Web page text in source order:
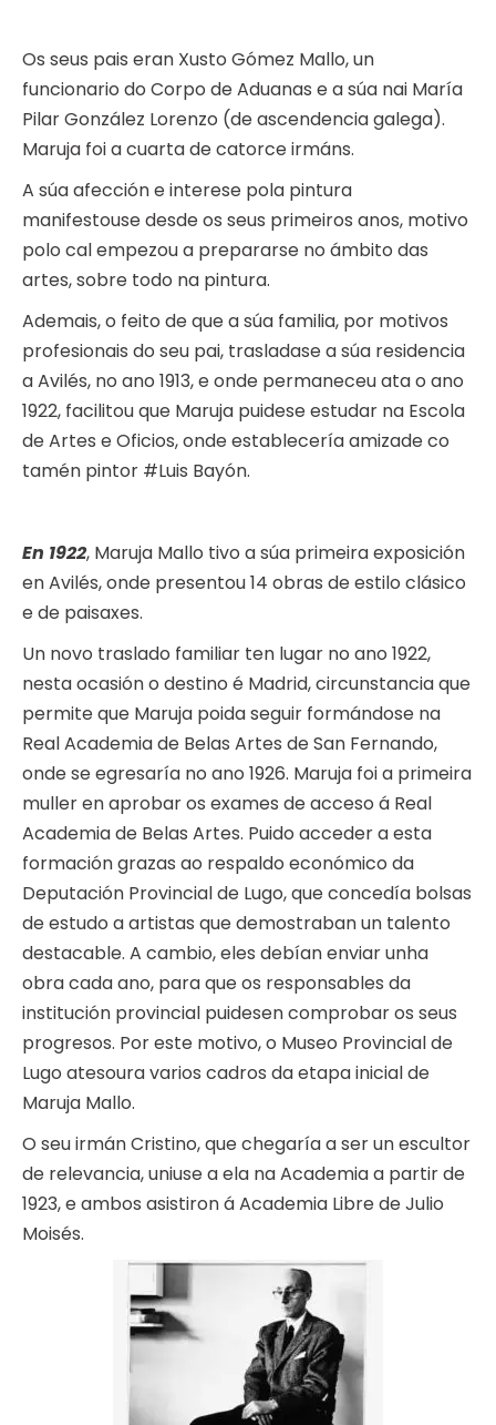
Os seus pais eran Xusto Gómez Mallo, un
funcionario do Corpo de Aduanas e a súa nai María
Pilar González Lorenzo (de ascendencia galega).
Maruja foi a cuarta de catorce irmáns.
A súa afección e interese pola pintura
manifestouse desde os seus primeiros anos, motivo
polo cal empezou a prepararse no ámbito das
artes, sobre todo na pintura.
Ademais, o feito de que a súa familia, por motivos
profesionais do seu pai, trasladase a súa residencia
a Avilés, no ano 1913, e onde permaneceu ata o ano
1922, facilitou que Maruja puidese estudar na Escola
de Artes e Oficios, onde establecería amizade co
tamén pintor #Luis Bayón.
En 1922, Maruja Mallo tivo a súa primeira exposición
en Avilés, onde presentou 14 obras de estilo clásico
e de paisaxes.
Un novo traslado familiar ten lugar no ano 1922,
nesta ocasión o destino é Madrid, circunstancia que
permite que Maruja poida seguir formándose na
Real Academia de Belas Artes de San Fernando,
onde se egresaría no ano 1926. Maruja foi a primeira
muller en aprobar os exames de acceso á Real
Academia de Belas Artes. Puido acceder a esta
formación grazas ao respaldo económico da
Deputación Provincial de Lugo, que concedía bolsas
de estudo a artistas que demostraban un talento
destacable. A cambio, eles debían enviar unha
obra cada ano, para que os responsables da
institución provincial puidesen comprobar os seus
progresos. Por este motivo, o Museo Provincial de
Lugo atesoura varios cadros da etapa inicial de
Maruja Mallo.
O seu irmán Cristino, que chegaría a ser un escultor
de relevancia, uniuse a ela na Academia a partir de
1923, e ambos asistiron á Academia Libre de Julio
Moisés.